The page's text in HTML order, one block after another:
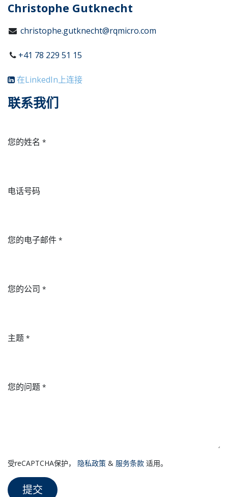
Christophe Gutknecht
christophe.gutknecht@rqmicro.com
+41 78 229 51 15
在LinkedIn上连接
联系我们
您的姓名 *
电话号码
您的电子邮件 *
您的公司 *
主题 *
您的问题 *
受reCAPTCHA保护， 隐私政策 & 服务条款 适用。
提交